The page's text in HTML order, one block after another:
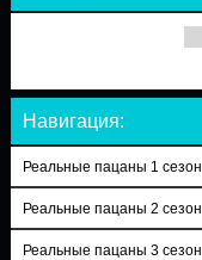
Навигация:
Реальные пацаны 1 сезон
Реальные пацаны 2 сезон
Реальные пацаны 3 сезон